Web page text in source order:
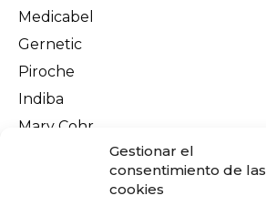
Gestionar el
consentimiento de las
cookies
Medicabel
Gernetic
Piroche
Indiba
Mary Cohr
Información legal
Política de privacidad